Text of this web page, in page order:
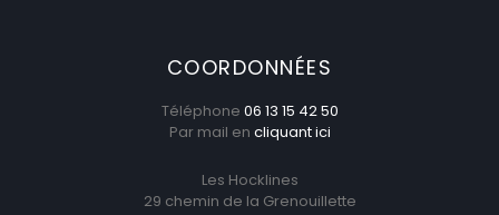
COORDONNÉES
Téléphone 06 13 15 42 50
Par mail en cliquant ici
Les Hocklines
29 chemin de la Grenouillette